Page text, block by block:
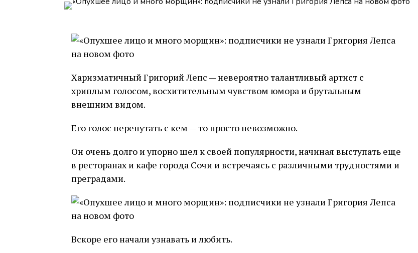
Харизматичный Григорий Лепс — невероятно талантливый артист с
хриплым голосом, восхитительным чувством юмора и брутальным
внешним видом.
Его голос перепутать с кем — то просто невозможно.
Он очень долго и упорно шел к своей популярности, начиная выступать еще
в ресторанах и кафе города Сочи и встречаясь с различными трудностями и
преградами.
Вскоре его начали узнавать и любить.